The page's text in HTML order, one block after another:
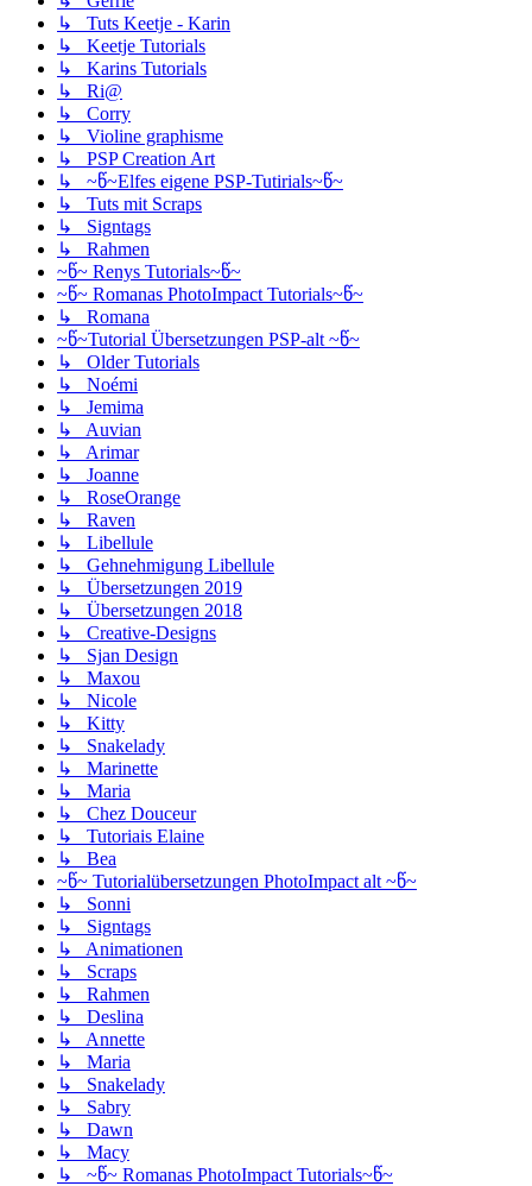
↳ Tuts Keetje - Karin
↳ Keetje Tutorials
↳ Karins Tutorials
↳ Ri@
↳ Corry
↳ Violine graphisme
↳ PSP Creation Art
↳ ~წ~Elfes eigene PSP-Tutirials~წ~
↳ Tuts mit Scraps
↳ Signtags
↳ Rahmen
~წ~ Renys Tutorials~წ~
~წ~ Romanas PhotoImpact Tutorials~წ~
↳ Romana
~წ~Tutorial Übersetzungen PSP-alt ~წ~
↳ Older Tutorials
↳ Noémi
↳ Jemima
↳ Auvian
↳ Arimar
↳ Joanne
↳ RoseOrange
↳ Raven
↳ Libellule
↳ Gehnehmigung Libellule
↳ Übersetzungen 2019
↳ Übersetzungen 2018
↳ Creative-Designs
↳ Sjan Design
↳ Maxou
↳ Nicole
↳ Kitty
↳ Snakelady
↳ Marinette
↳ Maria
↳ Chez Douceur
↳ Tutoriais Elaine
↳ Bea
~წ~ Tutorialübersetzungen PhotoImpact alt ~წ~
↳ Sonni
↳ Signtags
↳ Animationen
↳ Scraps
↳ Rahmen
↳ Deslina
↳ Annette
↳ Maria
↳ Snakelady
↳ Sabry
↳ Dawn
↳ Macy
↳ ~წ~ Romanas PhotoImpact Tutorials~წ~